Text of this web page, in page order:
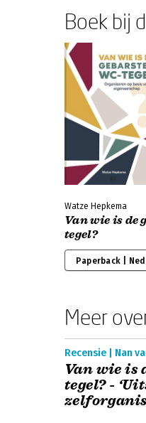
Boek bij
Watze Hepkema
Van wie is de
tegel?
Paperback |
Meer
Recensie | Nan
Van wie is
tegel? -